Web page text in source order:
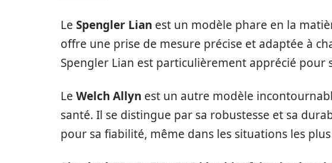
Le Spengler Lian est un modèle phare en la
offre une prise de mesure précise et adaptée à
Spengler Lian est particulièrement apprécié
Le Welch Allyn est un autre modèle
santé. Il se distingue par sa robustesse et sa
pour sa fiabilité, même dans les situations les